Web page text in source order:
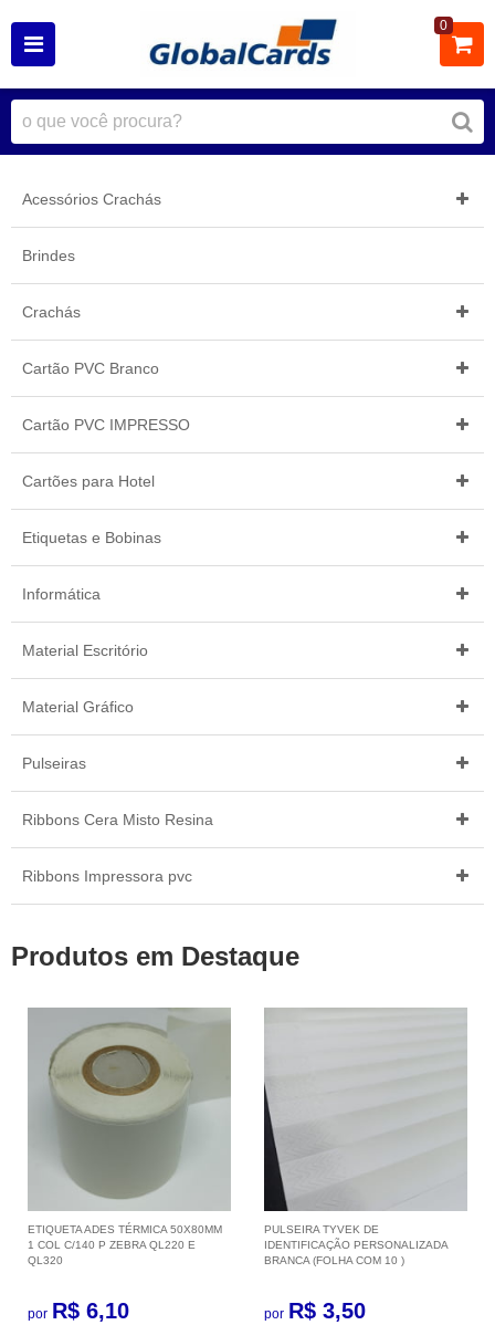
0
Acessórios Crachás
Brindes
Crachás
Cartão PVC Branco
Cartão PVC IMPRESSO
Cartões para Hotel
Etiquetas e Bobinas
Informática
Material Escritório
Material Gráfico
Pulseiras
Ribbons Cera Misto Resina
Ribbons Impressora pvc
Produtos em Destaque
ETIQUETA ADES TÉRMICA 50X80MM
1 COL C/140 P ZEBRA QL220 E
QL320
por R$ 6,10
PULSEIRA TYVEK DE
IDENTIFICAÇÃO PERSONALIZADA
BRANCA (FOLHA COM 10 )
por R$ 3,50